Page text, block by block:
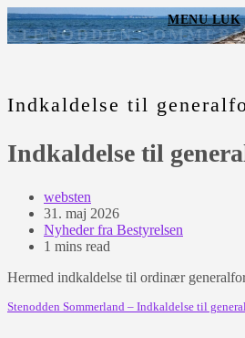
Skip
to
content
MENU LUK
STENODDEN
Indkaldelse til
Indkaldelse til
Post
author:
websten
Post
published:
31. maj 2026
Post
category:
Nyheder fra Bestyrelsen
Reading
1 mins read
Hermed indkaldelse til ordinær
Stenodden Sommerland – Indkaldelse til